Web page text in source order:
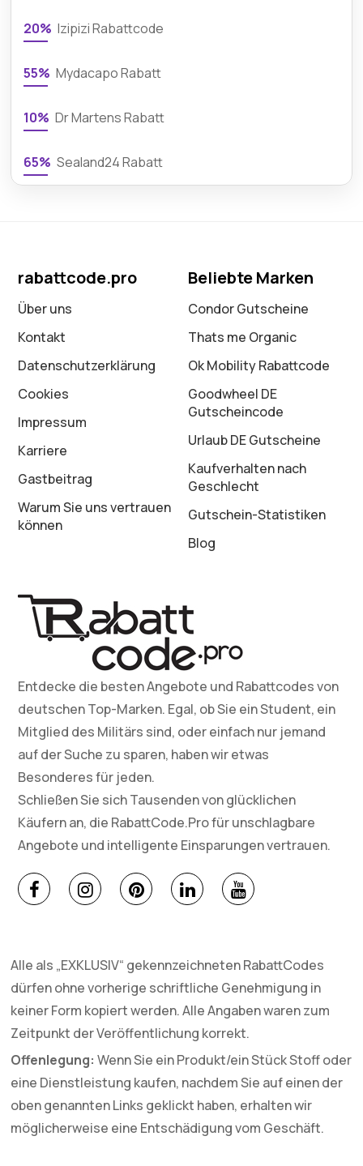
20% Izipizi Rabattcode
55% Mydacapo Rabatt
10% Dr Martens Rabatt
65% Sealand24 Rabatt
rabattcode.pro
Über uns
Kontakt
Datenschutz­erklärung
Cookies
Impressum
Karriere
Gastbeitrag
Warum Sie uns vertrauen
können
Beliebte Marken
Condor Gutscheine
Thats me Organic
Ok Mobility Rabattcode
Goodwheel DE
Gutscheincode
Urlaub DE Gutscheine
Kaufverhalten nach
Geschlecht
Gutschein-Statistiken
Blog
Entdecke die besten Angebote und Rabattcodes von
deutschen Top-Marken. Egal, ob Sie ein Student, ein
Mitglied des Militärs sind, oder einfach nur jemand
auf der Suche zu sparen, haben wir etwas
Besonderes für jeden.
Schließen Sie sich Tausenden von glücklichen
Käufern an, die RabattCode.Pro für unschlagbare
Angebote und intelligente Einsparungen vertrauen.
Alle als „EXKLUSIV“ gekennzeichneten RabattCodes
dürfen ohne vorherige schriftliche Genehmigung in
keiner Form kopiert werden. Alle Angaben waren zum
Zeitpunkt der Veröffentlichung korrekt.
Offenlegung: Wenn Sie ein Produkt/ein Stück Stoff oder
eine Dienstleistung kaufen, nachdem Sie auf einen der
oben genannten Links geklickt haben, erhalten wir
möglicherweise eine Entschädigung vom Geschäft.